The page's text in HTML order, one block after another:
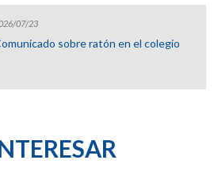
07/23
sobre ratón en el colegio